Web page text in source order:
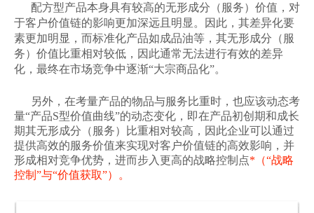
配方型产品本身具有较高的无形成分（服务）价值，对
于客户价值链的影响更加深远且明显。因此，其差异化要
素更加明显，而标准化产品如成品油等，其无形成分（服
务）价值比重相对较低，因此通常无法进行有效的差异
化，最终在市场竞争中逐渐“大宗商品化”。
另外，在考量产品的物品与服务比重时，也应该动态考
量“产品S型价值曲线”的动态变化，即在产品初创期和成长
期其无形成分（服务）比重相对较高，因此企业可以通过
提供高效的服务价值来实现对客户价值链的高效影响，并
形成相对竞争优势，进而步入更高的战略控制点*（“战略
控制”与“价值获取”）。